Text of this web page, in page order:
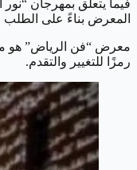
المعرض بناءً على الطلب
معرض “فن الرياض” هو
رمزًا للتغيير والتقدم.